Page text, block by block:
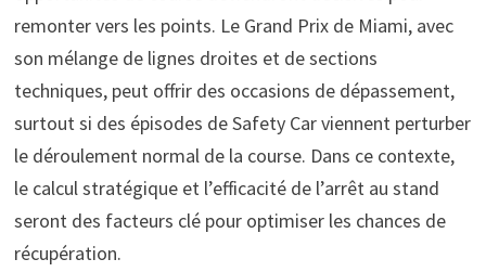
remonter vers les points. Le Grand Prix de Miami, avec
son mélange de lignes droites et de sections
techniques, peut offrir des occasions de dépassement,
surtout si des épisodes de Safety Car viennent perturber
le déroulement normal de la course. Dans ce contexte,
le calcul stratégique et l’efficacité de l’arrêt au stand
seront des facteurs clé pour optimiser les chances de
récupération.